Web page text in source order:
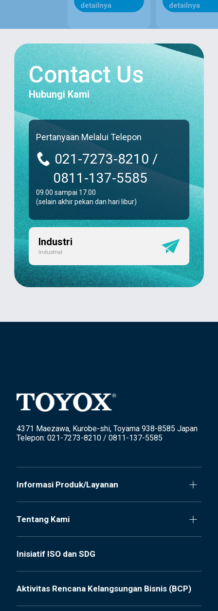
detailnya
detailnya
Contact Us
Hubungi Kami
Pertanyaan Melalui Telepon
021-7273-8210 /
0811-137-5585
09.00 sampai 17.00
(selain akhir pekan dan hari libur)
Industri
Industrial
4371 Maezawa, Kurobe-shi, Toyama 938-8585 Japan
Telepon: 021-7273-8210 / 0811-137-5585
Informasi Produk/Layanan
Tentang Kami
Inisiatif ISO dan SDG
Aktivitas Rencana Kelangsungan Bisnis (BCP)